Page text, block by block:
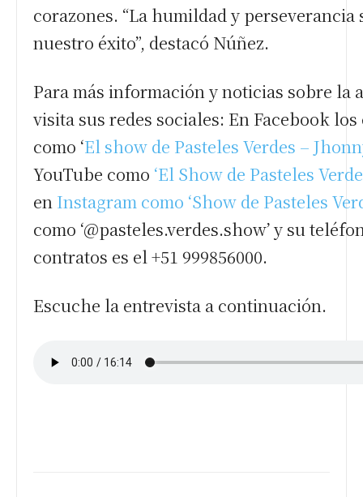
corazones. “La humildad y perseverancia
nuestro éxito”, destacó Núñez.
Para más información y noticias sobre la
visita sus redes sociales: En Facebook
como ‘El show de Pasteles Verdes –
YouTube como ‘El Show de Pasteles
en Instagram como ‘Show de Pasteles
como ‘@pasteles.verdes.show’ y su
contratos es el +51 999856000.
Escuche la entrevista a continuación.